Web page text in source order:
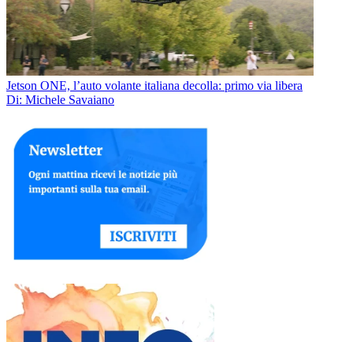
Jetson ONE, l’auto volante italiana decolla: primo via libera
Di: Michele Savaiano